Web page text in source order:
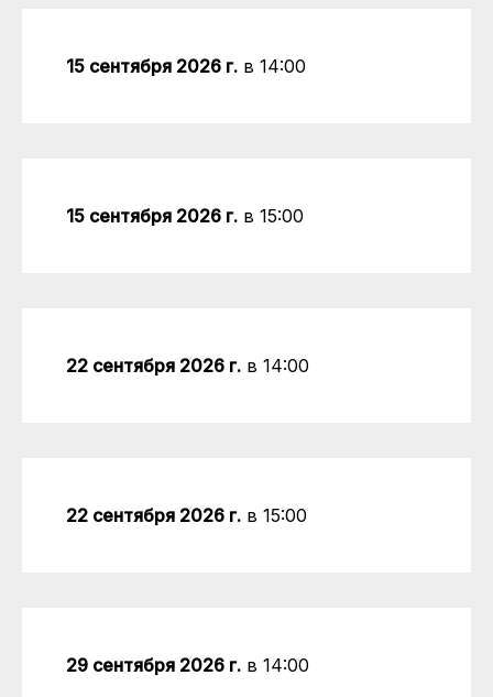
15 сентября 2026 г. в 14:00
15 сентября 2026 г. в 15:00
22 сентября 2026 г. в 14:00
22 сентября 2026 г. в 15:00
29 сентября 2026 г. в 14:00